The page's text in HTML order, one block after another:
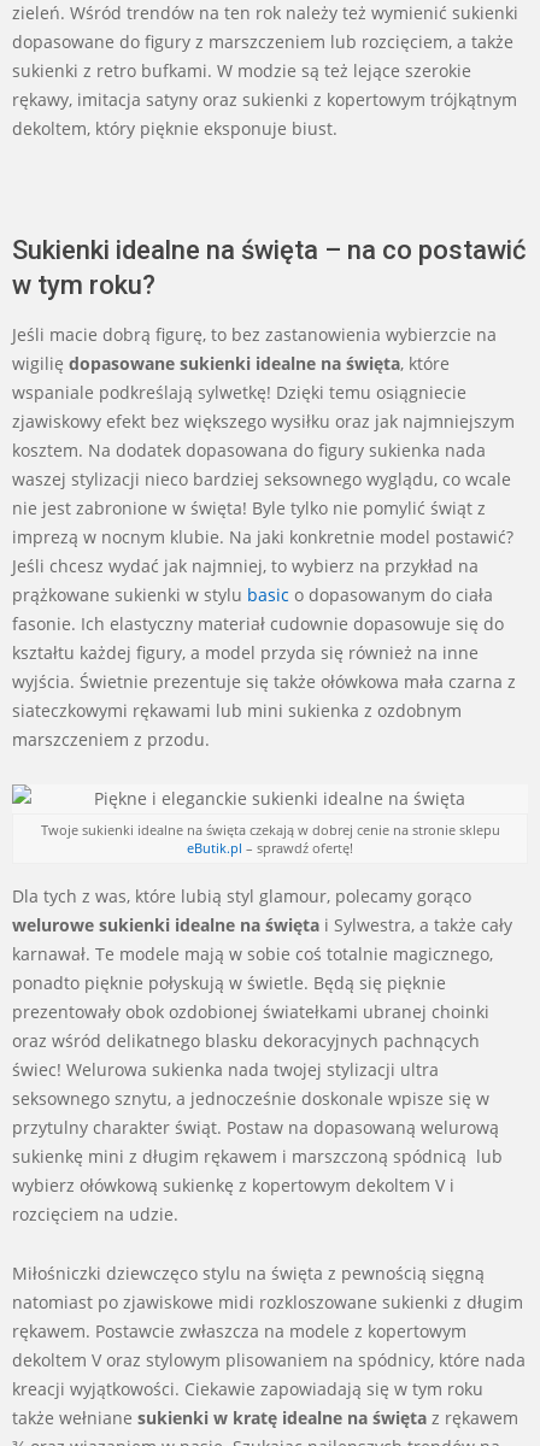
zieleń. Wśród trendów na ten rok należy też wymienić sukienki
dopasowane do figury z marszczeniem lub rozcięciem, a także
sukienki z retro bufkami. W modzie są też lejące szerokie
rękawy, imitacja satyny oraz sukienki z kopertowym trójkątnym
dekoltem, który pięknie eksponuje biust.
Sukienki idealne na święta – na co postawić
w tym roku?
Jeśli macie dobrą figurę, to bez zastanowienia wybierzcie na
wigilię dopasowane sukienki idealne na święta, które
wspaniale podkreślają sylwetkę! Dzięki temu osiągniecie
zjawiskowy efekt bez większego wysiłku oraz jak najmniejszym
kosztem. Na dodatek dopasowana do figury sukienka nada
waszej stylizacji nieco bardziej seksownego wyglądu, co wcale
nie jest zabronione w święta! Byle tylko nie pomylić świąt z
imprezą w nocnym klubie. Na jaki konkretnie model postawić?
Jeśli chcesz wydać jak najmniej, to wybierz na przykład na
prążkowane sukienki w stylu basic o dopasowanym do ciała
fasonie. Ich elastyczny materiał cudownie dopasowuje się do
kształtu każdej figury, a model przyda się również na inne
wyjścia. Świetnie prezentuje się także ołówkowa mała czarna z
siateczkowymi rękawami lub mini sukienka z ozdobnym
marszczeniem z przodu.
Twoje sukienki idealne na święta czekają w dobrej cenie na stronie sklepu
eButik.pl – sprawdź ofertę!
Dla tych z was, które lubią styl glamour, polecamy gorąco
welurowe sukienki idealne na święta i Sylwestra, a także cały
karnawał. Te modele mają w sobie coś totalnie magicznego,
ponadto pięknie połyskują w świetle. Będą się pięknie
prezentowały obok ozdobionej światełkami ubranej choinki
oraz wśród delikatnego blasku dekoracyjnych pachnących
świec! Welurowa sukienka nada twojej stylizacji ultra
seksownego sznytu, a jednocześnie doskonale wpisze się w
przytulny charakter świąt. Postaw na dopasowaną welurową
sukienkę mini z długim rękawem i marszczoną spódnicą lub
wybierz ołówkową sukienkę z kopertowym dekoltem V i
rozcięciem na udzie.
Miłośniczki dziewczęco stylu na święta z pewnością sięgną
natomiast po zjawiskowe midi rozkloszowane sukienki z długim
rękawem. Postawcie zwłaszcza na modele z kopertowym
dekoltem V oraz stylowym plisowaniem na spódnicy, które nada
kreacji wyjątkowości. Ciekawie zapowiadają się w tym roku
także wełniane sukienki w kratę idealne na święta z rękawem